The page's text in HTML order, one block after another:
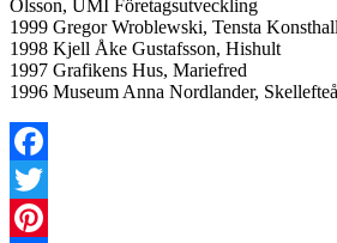
Olsson, UMI Företagsutveckling
1999 Gregor Wroblewski, Tensta Konsthall
1998 Kjell Åke Gustafsson, Hishult
1997 Grafikens Hus, Mariefred
1996 Museum Anna Nordlander, Skellefteå
Facebook
Twitter